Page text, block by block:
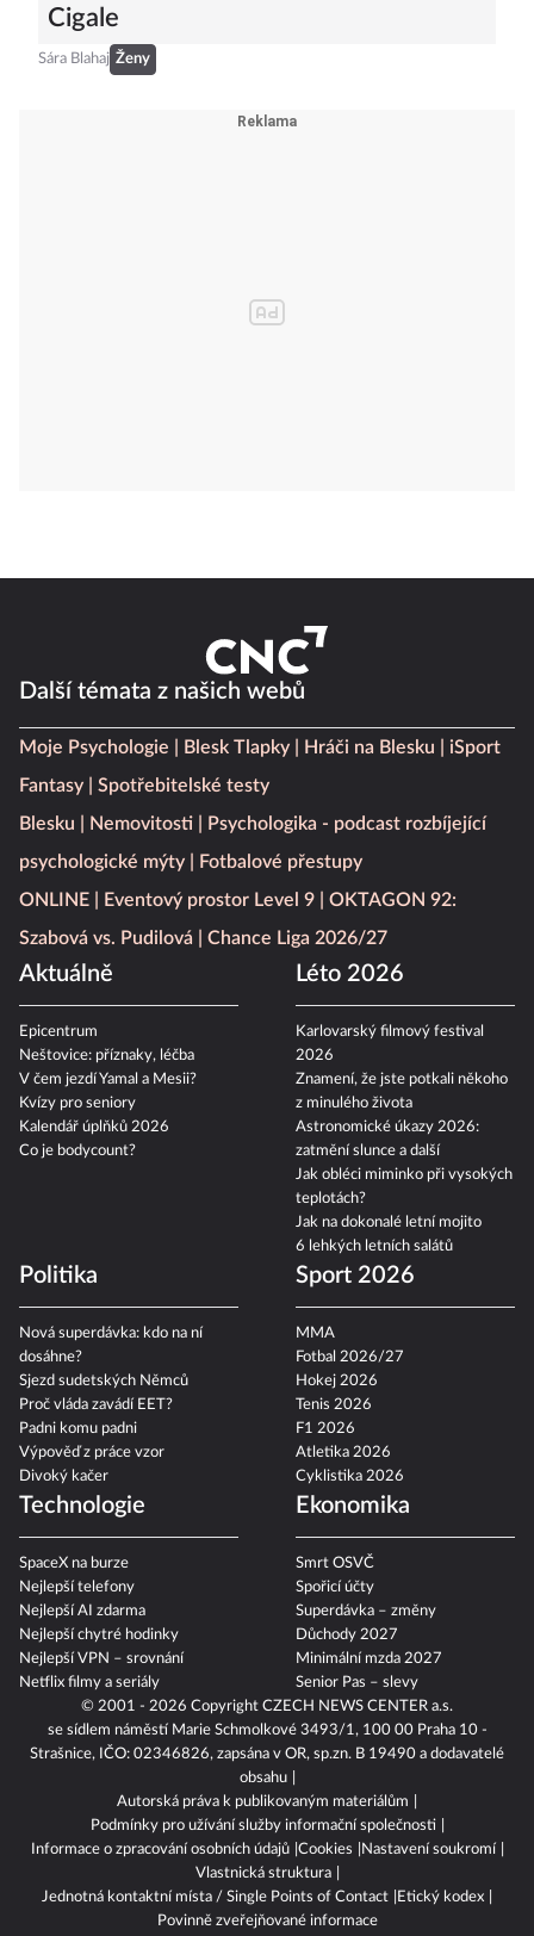
Cigale
Sára Blahaj Ženy
© 2001 - 2026 Copyright CZECH NEWS CENTER a.s.
se sídlem náměstí Marie Schmolkové 3493/1, 100 00 Praha 10 -
Strašnice, IČO: 02346826, zapsána v OR, sp.zn. B 19490 a dodavatelé
obsahu
Autorská práva k publikovaným materiálům
Podmínky pro užívání služby informační společnosti
Informace o zpracování osobních údajů Cookies
Nastavení soukromí
Vlastnická struktura
Jednotná kontaktní místa / Single Points of Contact
Etický kodex
Povinně zveřejňované informace
Další témata z našich webů
Moje Psychologie Blesk Tlapky Hráči na Blesku
iSport
Fantasy
Spotřebitelské testy
Blesku
Nemovitosti
Psychologika - podcast rozbíjející
psychologické mýty
Fotbalové přestupy
ONLINE
Eventový prostor Level 9
OKTAGON 92:
Szabová vs. Pudilová
Chance Liga 2026/27
Aktuálně
Epicentrum
Neštovice: příznaky, léčba
V čem jezdí Yamal a Mesii?
Kvízy pro seniory
Kalendář úplňků 2026
Co je bodycount?
Léto 2026
Karlovarský filmový festival
2026
Znamení, že jste potkali někoho
z minulého života
Astronomické úkazy 2026:
zatmění slunce a další
Jak obléci miminko při vysokých
teplotách?
Jak na dokonalé letní mojito
6 lehkých letních salátů
Politika
Nová superdávka: kdo na ní
dosáhne?
Sjezd sudetských Němců
Proč vláda zavádí EET?
Padni komu padni
Výpověď z práce vzor
Divoký kačer
Sport 2026
MMA
Fotbal 2026/27
Hokej 2026
Tenis 2026
F1 2026
Atletika 2026
Cyklistika 2026
Technologie
SpaceX na burze
Nejlepší telefony
Nejlepší AI zdarma
Nejlepší chytré hodinky
Nejlepší VPN – srovnání
Netflix filmy a seriály
Ekonomika
Smrt OSVČ
Spořicí účty
Superdávka – změny
Důchody 2027
Minimální mzda 2027
Senior Pas – slevy